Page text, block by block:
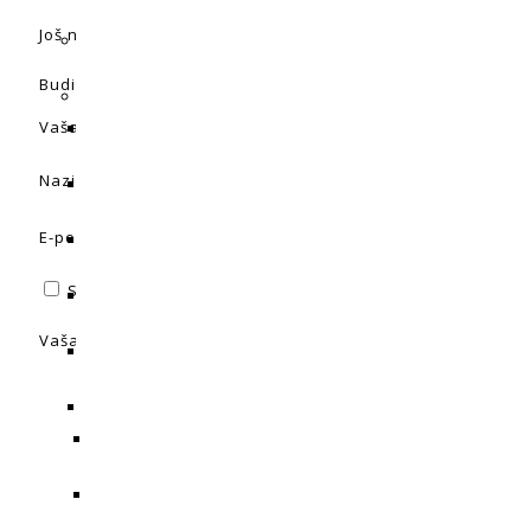
Još nema recenzija.
Budite prvi koji će recenzirati “Canna Rhizotonic 500ml”
Vaša adresa e-pošte neće biti objavljena.
Naziv
E-pošta
Spremi moje ime, e-poštu i web-stranicu u ovom
Vaša ocjena